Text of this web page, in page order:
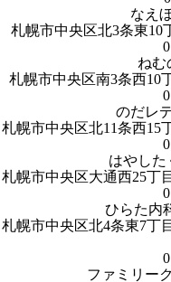
なえ
札幌市中央区北3条東10
ねむ
札幌市中央区南3条西10
のだレ
札幌市中央区北11条西15
はやした
札幌市中央区大通西25丁
ひらた内
札幌市中央区北4条東7丁
ファミリー